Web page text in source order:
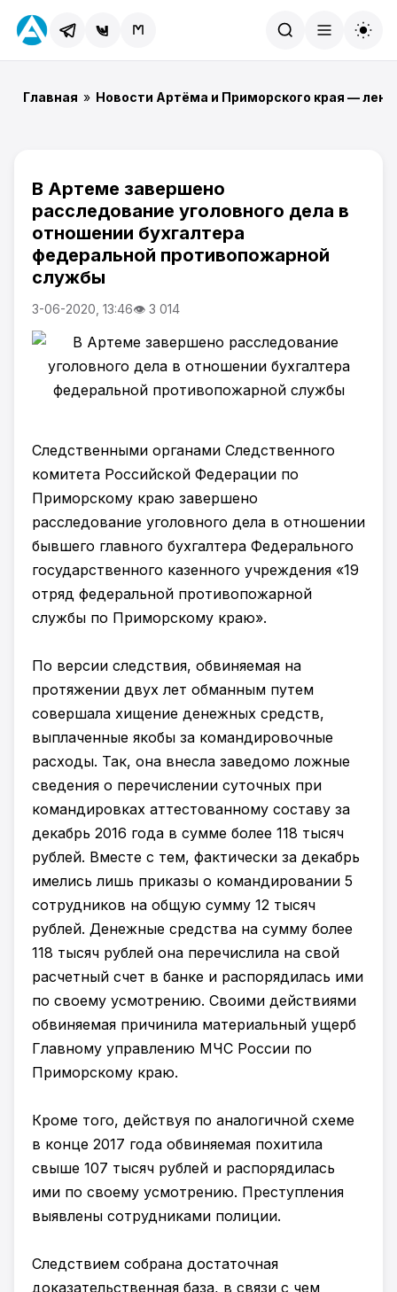
Главная » Новости Артёма и Приморского края —
В Артеме завершено
расследование уголовного дела в
отношении бухгалтера
федеральной противопожарной
службы
3-06-2020, 13:46👁 3 014
Следственными органами Следственного
комитета Российской Федерации по
Приморскому краю завершено
расследование уголовного дела в отношении
бывшего главного бухгалтера Федерального
государственного казенного учреждения «19
отряд федеральной противопожарной
службы по Приморскому краю».
По версии следствия, обвиняемая на
протяжении двух лет обманным путем
совершала хищение денежных средств,
выплаченные якобы за командировочные
расходы. Так, она внесла заведомо ложные
сведения о перечислении суточных при
командировках аттестованному составу за
декабрь 2016 года в сумме более 118 тысяч
рублей. Вместе с тем, фактически за декабрь
имелись лишь приказы о командировании 5
сотрудников на общую сумму 12 тысяч
рублей. Денежные средства на сумму более
118 тысяч рублей она перечислила на свой
расчетный счет в банке и распорядилась ими
по своему усмотрению. Своими действиями
обвиняемая причинила материальный ущерб
Главному управлению МЧС России по
Приморскому краю.
Кроме того, действуя по аналогичной схеме
в конце 2017 года обвиняемая похитила
свыше 107 тысяч рублей и распорядилась
ими по своему усмотрению. Преступления
выявлены сотрудниками полиции.
Следствием собрана достаточная
доказательственная база, в связи с чем